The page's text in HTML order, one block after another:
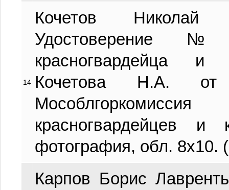
14
Кочетов Николай
Удостоверение
красногвардейца и
Кочетова Н.А.
красногвардейцев
фотография, обл. 8х10.
Карпов Борис